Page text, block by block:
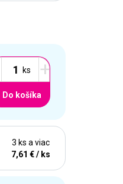
+
Do košíka
3 ks a viac
7,61 € / ks